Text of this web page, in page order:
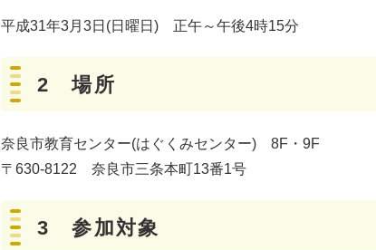
平成31年3月3日(日曜日) 正午～午後4時15分
2 場所
奈良市教育センター(はぐくみセンター) 8F・9F
〒630‐8122 奈良市三条本町13番1号
3 参加対象